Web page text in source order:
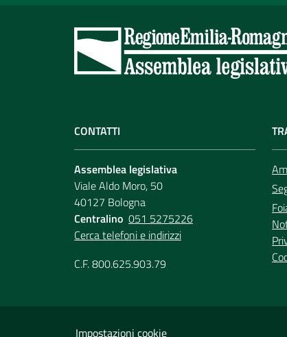
CONTATTI
Assemblea legislativa
Viale Aldo Moro, 50
40127 Bologna
Centralino 051 5275226
Cerca telefoni e indirizzi
C.F. 800.625.903.79
Impostazioni cookie